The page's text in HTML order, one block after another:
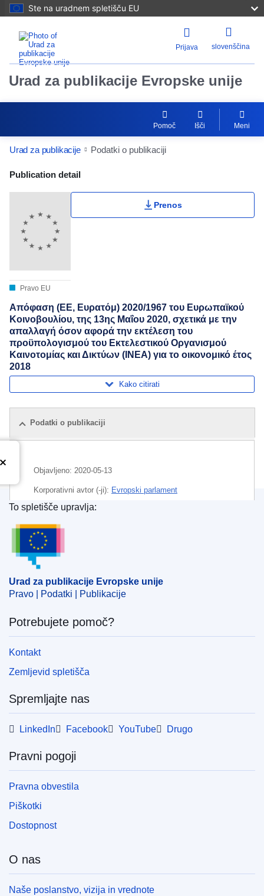
Ste na uradnem spletišču EU
Prijava slovenščina
Urad za publikacije Evropske unije
Pomoč Išči Meni
Urad za publikacije Podatki o publikaciji
Publication Detail Actions Portlet
Publication detail
Pravo EU
Prenos
Απόφαση (ΕΕ, Ευρατόμ) 2020/1967 του Ευρωπαϊκού
Κοινοβουλίου, της 13ης Μαΐου 2020, σχετικά με την
απαλλαγή όσον αφορά την εκτέλεση του
προϋπολογισμού του Εκτελεστικού Οργανισμού
Καινοτομίας και Δικτύων (INEA) για το οικονομικό έτος
2018
Kako citirati
Podatki o publikaciji
Objavljeno: 2020-05-13
Korporativni avtor (-ji): Evropski parlament
omrežje,
splošni proračun (EU)
CELEX : 32020B1967
ELI :dec/2020/1967/oj
Urad za publikacije Evropske unije
To spletišče upravlja:
Urad za publikacije Evropske unije
Pravo | Podatki | Publikacije
Potrebujete pomoč?
Kontakt
Zemljevid spletišča
Spremljajte nas
LinkedIn Facebook YouTube Drugo
Pravni pogoji
Pravna obvestila
Piškotki
Dostopnost
O nas
Naše poslanstvo, vizija in vrednote